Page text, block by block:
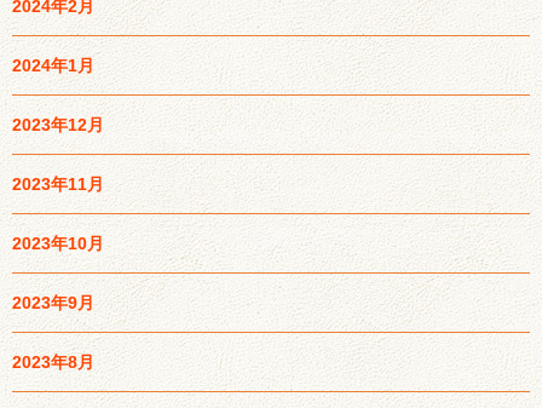
2024年2月
2024年1月
2023年12月
2023年11月
2023年10月
2023年9月
2023年8月